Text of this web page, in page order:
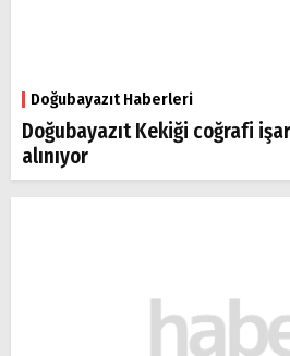
Doğubayazıt Haberleri
Doğubayazıt Kekiği coğrafi
alınıyor